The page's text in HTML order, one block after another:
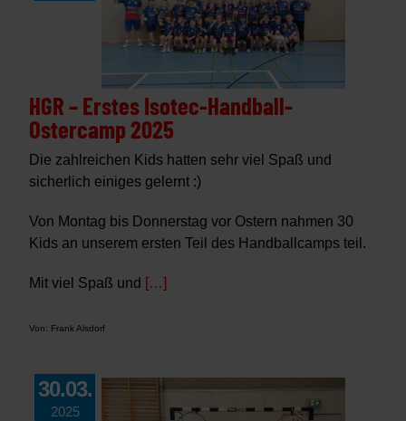
HGR – Erstes Isotec-Handball-
Ostercamp 2025
Die zahlreichen Kids hatten sehr viel Spaß und
sicherlich einiges gelernt :)
Von Montag bis Donnerstag vor Ostern nahmen 30
Kids an unserem ersten Teil des Handballcamps teil.
Mit viel Spaß und […]
Von: Frank Alsdorf
30.03.
2025